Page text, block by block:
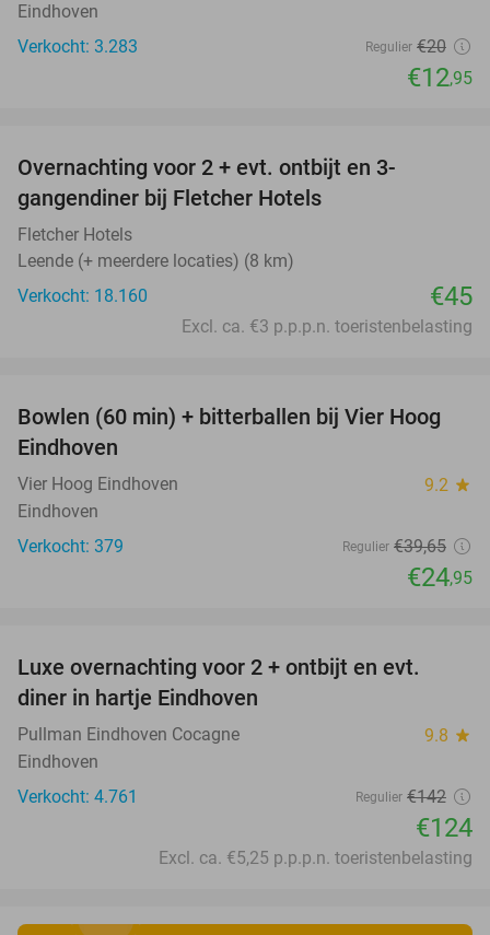
Eindhoven
Verkocht: 3.283
Regulier €20
€12,95
Overnachting voor 2 + evt. ontbijt en 3-
gangendiner bij Fletcher Hotels
Fletcher Hotels
Leende (+ meerdere locaties) (8 km)
Verkocht: 18.160
€45
Excl. ca. €3 p.p.p.n. toeristenbelasting
37%
Bowlen (60 min) + bitterballen bij Vier Hoog
Eindhoven
Vier Hoog Eindhoven 9.2 star
Eindhoven
Verkocht: 379
Regulier €39,65
€24,95
Luxe overnachting voor 2 + ontbijt en evt.
diner in hartje Eindhoven
Pullman Eindhoven Cocagne 9.8 star
Eindhoven
Verkocht: 4.761
Regulier €142
€124
Excl. ca. €5,25 p.p.p.n. toeristenbelasting